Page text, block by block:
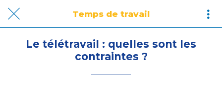
Temps de travail
Le télétravail : quelles sont les
contraintes ?